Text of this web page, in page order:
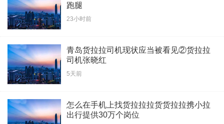
跑腿
23小时前
青岛货拉拉司机现状应当被看见②货拉拉
司机张晓红
5天前
怎么在手机上找货拉拉拉货货拉拉携小拉
出行提供30万个岗位